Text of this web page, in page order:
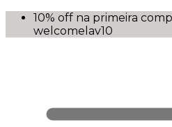
10% off na primeira
welcomelav10